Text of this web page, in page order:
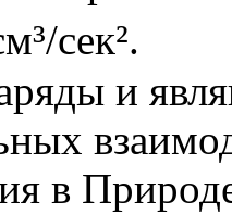
сек².
и
в